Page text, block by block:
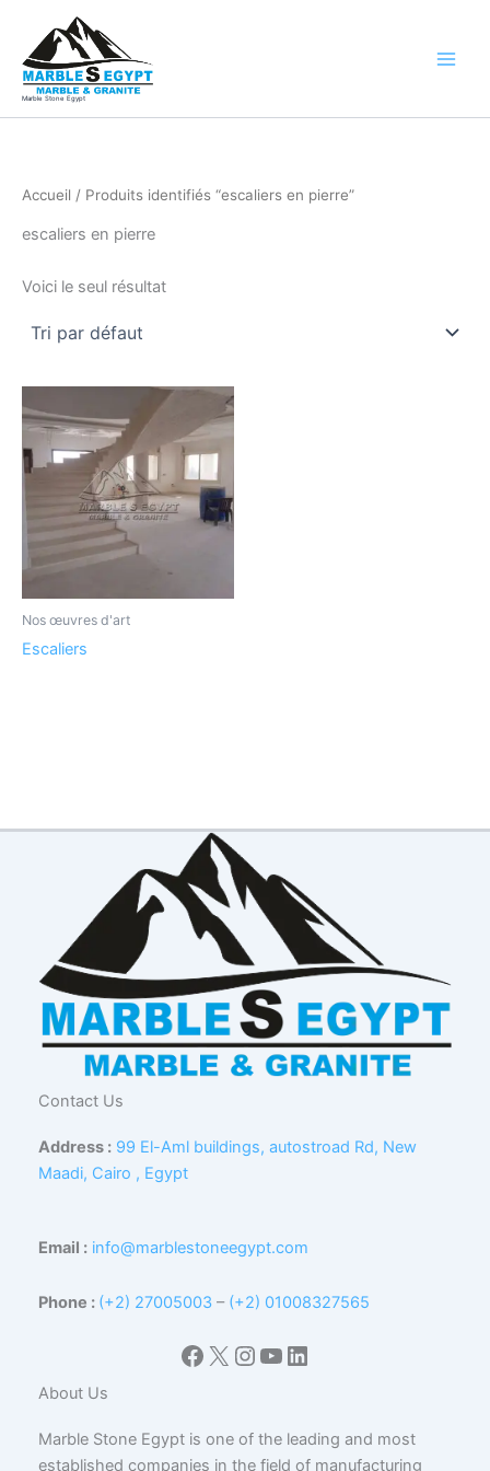
contenu
Marble Stone Egypt
Accueil / Produits identifiés “escaliers en pierre”
escaliers en pierre
Voici le seul résultat
Nos œuvres d'art
Escaliers
Contact Us
Address : 99 El-Aml buildings, autostroad Rd, New
Maadi, Cairo , Egypt
Email : info@marblestoneegypt.com
Phone : (+2) 27005003 – (+2) 01008327565
Facebook
X Instagram
YouTube
LinkedIn
About Us
Marble Stone Egypt is one of the leading and most
established companies in the field of manufacturing